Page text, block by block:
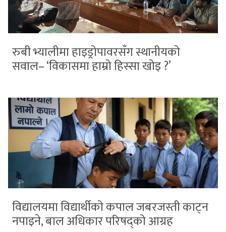
रुबी भ्यालीमा हाइड्रोपावरसँग स्थानीयको
सवाल– ‘विकासमा हाम्रो हिस्सा खोइ ?’
विद्यालयमा विद्यार्थीको कपाल जबरजस्ती काट्न
नपाइने, बाल अधिकार परिषद्को आग्रह